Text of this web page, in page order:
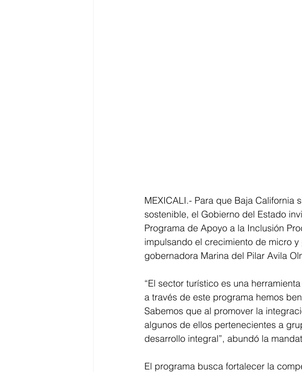
MEXICALI.- Para que Baja
sostenible, el Gobierno del Estado
Programa de Apoyo a la Inclusión
impulsando el crecimiento de micro
gobernadora Marina del Pilar Avila
“El sector turístico es una
a través de este programa hemos
Sabemos que al promover la
algunos de ellos pertenecientes a
desarrollo integral”, abundó la
El programa busca fortalecer la